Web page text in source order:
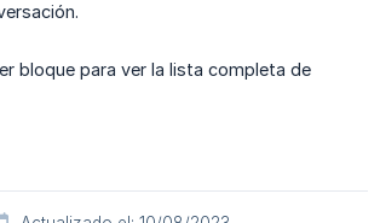
bloque para ver la lista completa de